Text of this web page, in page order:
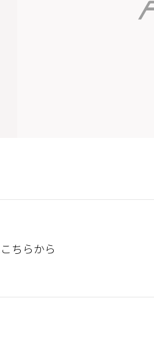
こちらから